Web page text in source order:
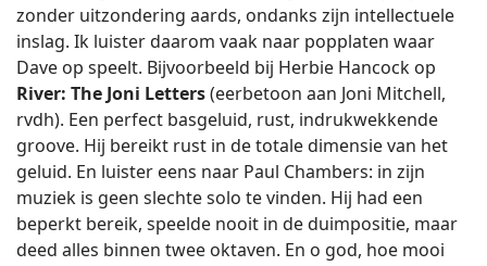
zonder uitzondering aards, ondanks zijn intellectuele
inslag. Ik luister daarom vaak naar popplaten waar
Dave op speelt. Bijvoorbeeld bij Herbie Hancock op
River: The Joni Letters(eerbetoon aan Joni Mitchell,
rvdh). Een perfect basgeluid, rust, indrukwekkende
groove. Hij bereikt rust in de totale dimensie van het
geluid. En luister eens naar Paul Chambers: in zijn
muziek is geen slechte solo te vinden. Hij had een
beperkt bereik, speelde nooit in de duimpositie, maar
deed alles binnen twee oktaven. En o god, hoe mooi